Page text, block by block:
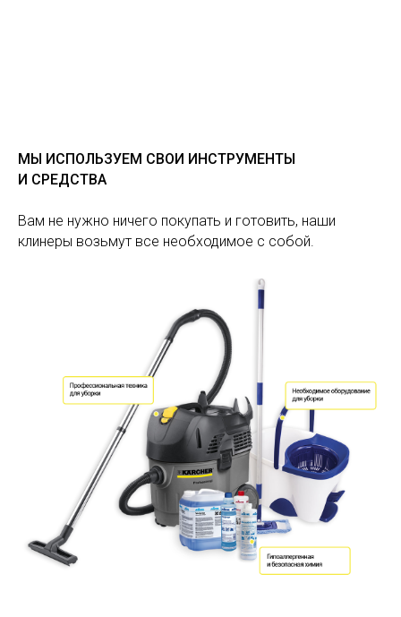
МЫ ИСПОЛЬЗУЕМ СВОИ ИНСТРУМЕНТЫ
И СРЕДСТВА
Вам не нужно ничего покупать и готовить, наши
клинеры возьмут все необходимое с собой.